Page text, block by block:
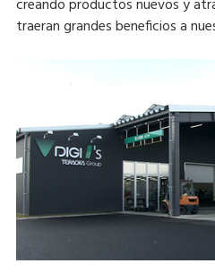
creando productos nuevos y
traeran grandes beneficios a